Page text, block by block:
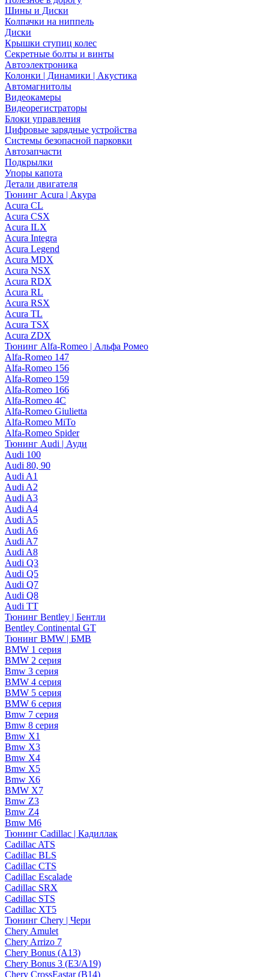
Шины и Диски
Колпачки на ниппель
Диски
Крышки ступиц колес
Секретные болты и винты
Автоэлектроника
Колонки | Динамики | Акустика
Автомагнитолы
Видеокамеры
Видеорегистраторы
Блоки управления
Цифровые зарядные устройства
Системы безопасной парковки
Автозапчасти
Подкрылки
Упоры капота
Детали двигателя
Тюнинг Acura | Акура
Acura CL
Acura CSX
Acura ILX
Acura Integra
Acura Legend
Acura MDX
Acura NSX
Acura RDX
Acura RL
Acura RSX
Acura TL
Acura TSX
Acura ZDX
Тюнинг Alfa-Romeo | Альфа Ромео
Alfa-Romeo 147
Alfa-Romeo 156
Alfa-Romeo 159
Alfa-Romeo 166
Alfa-Romeo 4C
Alfa-Romeo Giulietta
Alfa-Romeo MiTo
Alfa-Romeo Spider
Тюнинг Audi | Ауди
Audi 100
Audi 80, 90
Audi A1
Audi A2
Audi A3
Audi A4
Audi A5
Audi A6
Audi A7
Audi A8
Audi Q3
Audi Q5
Audi Q7
Audi Q8
Audi TT
Тюнинг Bentley | Бентли
Bentley Continental GT
Тюнинг BMW | БМВ
BMW 1 серия
BMW 2 серия
Bmw 3 серия
BMW 4 серия
BMW 5 серия
BMW 6 серия
Bmw 7 серия
Bmw 8 серия
Bmw X1
Bmw X3
Bmw X4
Bmw X5
Bmw X6
BMW X7
Bmw Z3
Bmw Z4
Bmw М6
Тюнинг Cadillac | Кадиллак
Cadillac ATS
Cadillac BLS
Cadillac CTS
Cadillac Escalade
Cadillac SRX
Cadillac STS
Cadillac XT5
Тюнинг Chery | Чери
Chery Amulet
Chery Arrizo 7
Chery Bonus (A13)
Chery Bonus 3 (E3/A19)
Chery CrossEastar (B14)